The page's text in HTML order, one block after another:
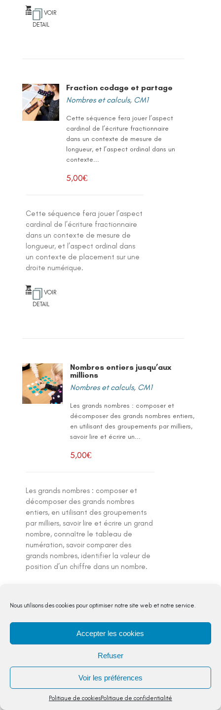
Nous utilisons des cookies pour optimiser notre site web et notre service.
Accepter les cookies
Refuser
Voir les préférences
Politique de cookiesPolitique de confidentialité
VOIR
DETAIL
Fraction codage et partage
Nombres et calculs, CM1
Cette séquence fera jouer l’aspect
cardinal de l’écriture fractionnaire
dans un contexte de mesure de
longueur, et l’aspect ordinal dans un
contexte...
5,00€
Cette séquence fera jouer l’aspect
cardinal de l’écriture fractionnaire
dans un contexte de mesure de
longueur, et l’aspect ordinal dans
un contexte de placement sur une
droite numérique.
VOIR
DETAIL
Nombres entiers jusqu’aux
millions
Nombres et calculs, CM1
Les grands nombres : composer et
décomposer des grands nombres entiers,
en utilisant des groupements par milliers,
savoir lire et écrire un...
5,00€
Les grands nombres : composer et
décomposer des grands nombres
entiers, en utilisant des groupements
par milliers, savoir lire et écrire un grand
nombre, connaître le tableau de
numération, savoir comparer des
grands nombres, identifier la valeur de
position d’un chiffre dans un nombre.
DETAIL
Multiplication des entiers =
calculer un produit
Cette séquence s'arrêtera sur la